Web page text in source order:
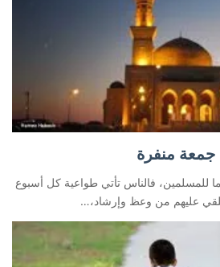
منفرة
للمسلمين، فالناس تأتي طواعية كل أسبوع
عليهم من وعظ وإرشاد،…